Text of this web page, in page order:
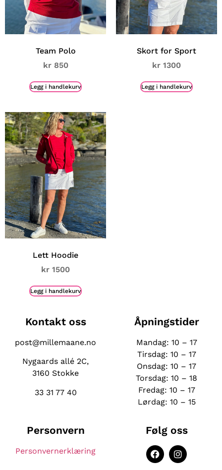
Team Polo
kr850
Legg i handlekurv
Skort for Sport
kr 1300
Legg i handlekurv
Lett Hoodie
kr 1500
Legg i handlekurv
Kontakt oss
post@millemaane.no
Nygaards allé 2C,
3160 Stokke
33 31 77 40
Åpningstider
Mandag: 10 – 17
Tirsdag: 10 – 17
Onsdag: 10 – 17
Torsdag: 10 – 18
Fredag: 10 – 17
Lørdag: 10 – 15
Personvern
Personvernerklæring
Følg oss